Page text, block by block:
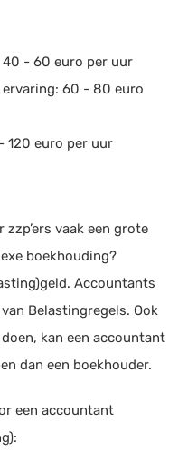
40 - 60 euro per uur
60 - 80 euro
120 euro per uur
vaak een grote
boekhouding?
Accountants
Belastingregels. Ook
kan een accountant
dan een boekhouder.
een accountant